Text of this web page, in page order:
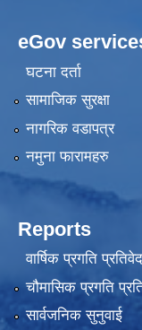
eGov
घटना दर्ता
सामाजिक सुरक्षा
नागरिक वडापत्र
नमुना फारामहरु
Reports
वार्षिक प्रगति
चौमासिक प्रगति
सार्वजनिक सुनुवाई